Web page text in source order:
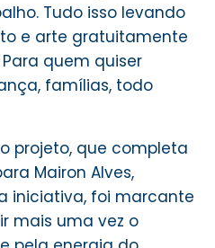
Tudo isso levando
e arte gratuitamente
quem quiser
famílias, todo
projeto, que completa
Mairon Alves,
iniciativa, foi marcante
mais uma vez o